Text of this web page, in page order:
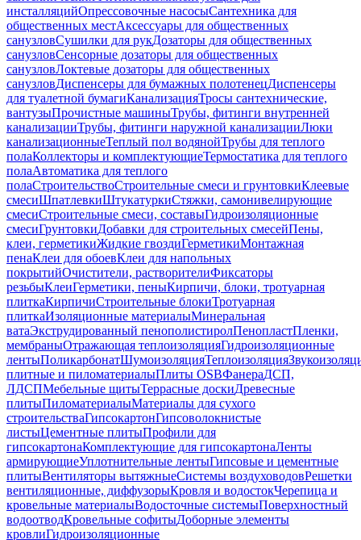
инсталляцийОпрессовочные насосыСантехника для
общественных местАксессуары для общественных
санузловСушилки для рукДозаторы для общественных
санузловСенсорные дозаторы для общественных
санузловЛоктевые дозаторы для общественных
санузловДиспенсеры для бумажных полотенецДиспенсеры
для туалетной бумагиКанализацияТросы сантехнические,
вантузыПрочистные машиныТрубы, фитинги внутренней
канализацииТрубы, фитинги наружной канализацииЛюки
канализационныеТеплый пол водянойТрубы для теплого
полаКоллекторы и комплектующиеТермостатика для теплого
полаАвтоматика для теплого
полаСтроительствоСтроительные смеси и грунтовкиКлеевые
смесиШпатлевкиШтукатуркиСтяжки, самонивелирующие
смесиСтроительные смеси, составыГидроизоляционные
смесиГрунтовкиДобавки для строительных смесейПены,
клеи, герметикиЖидкие гвоздиГерметикиМонтажная
пенаКлеи для обоевКлеи для напольных
покрытийОчистители, растворителиФиксаторы
резьбыКлеиГерметики, пеныКирпичи, блоки, тротуарная
плиткаКирпичиСтроительные блокиТротуарная
плиткаИзоляционные материалыМинеральная
ватаЭкструдированный пенополистиролПенопластПленки,
мембраныОтражающая теплоизоляцияГидроизоляционные
лентыПоликарбонатШумоизоляцияТеплоизоляция
плитные и пиломатериалыПлиты OSBФанераДСП,
ЛДСПМебельные щитыТеррасные доскиДревесные
плитыПиломатериалыМатериалы для сухого
строительстваГипсокартонГипсоволокнистые
листыЦементные плитыПрофили для
гипсокартонаКомплектующие для гипсокартонаЛенты
армирующиеУплотнительные лентыГипсовые и цементные
плитыВентиляторы вытяжныеСистемы воздуховодовРешетки
вентиляционные, диффузорыКровля и водостокЧерепица и
кровельные материалыВодосточные системыПоверхностный
водоотводКровельные софитыДоборные элементы
кровлиГидроизоляционные